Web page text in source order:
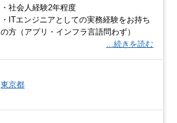
・社会人経験2年程度
・ITエンジニアとしての実務経験をお持ち
の方（アプリ・インフラ言語問わず）
…続きを読む
東京都